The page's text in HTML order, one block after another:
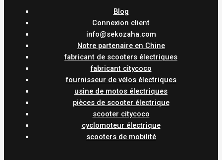
Blog
Connexion client
info@sekozaha.com
Notre partenaire en Chine
fabricant de scooters électriques
fabricant citycoco
fournisseur de vélos électriques
usine de motos électriques
pièces de scooter électrique
scooter citycoco
cyclomoteur électrique
scooters de mobilité